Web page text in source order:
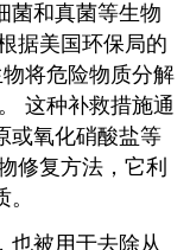
菌和真菌等生物
据美国环保局的
将危险物质分解
这种补救措施通
或氧化硝酸盐等
修复方法，它利
也被用于去除从